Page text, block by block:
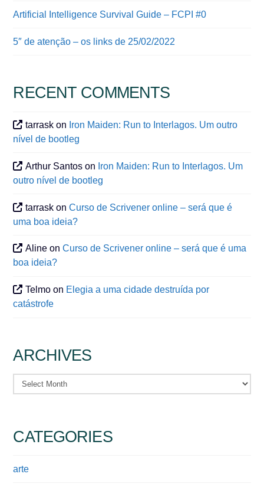
Artificial Intelligence Survival Guide – FCPI #0
5″ de atenção – os links de 25/02/2022
RECENT COMMENTS
tarrask on Iron Maiden: Run to Interlagos. Um outro
nível de bootleg
Arthur Santos on Iron Maiden: Run to Interlagos. Um
outro nível de bootleg
tarrask onCurso de Scrivener online – será que é
uma boa ideia?
Aline onCurso de Scrivener online – será que é uma
boa ideia?
Telmo on Elegia a uma cidade destruída por
catástrofe
ARCHIVES
Archives
CATEGORIES
arte